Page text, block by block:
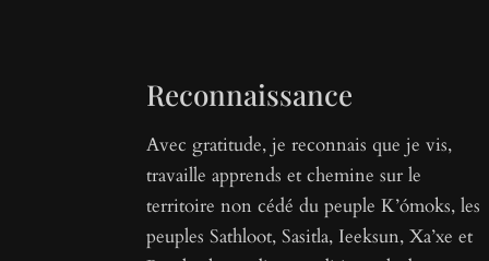
Reconnaissance
Avec gratitude, je reconnais que je vis,
travaille apprends et chemine sur le
territoire non cédé du peuple K’ómoks, les
peuples Sathloot, Sasitla, Ieeksun, Xa’xe et